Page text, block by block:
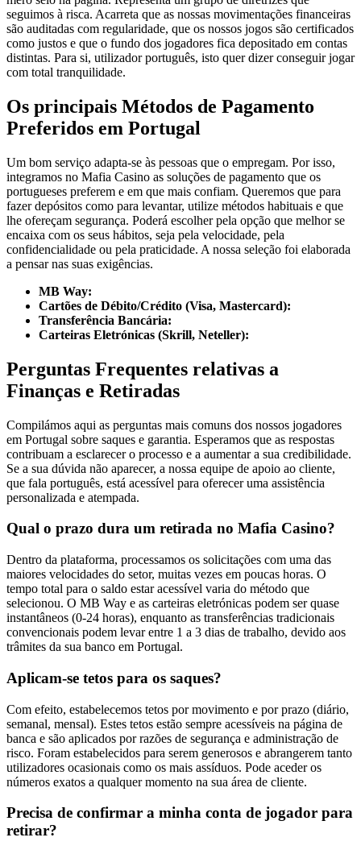
seguimos à risca. Acarreta que as nossas movimentações financeiras
são auditadas com regularidade, que os nossos jogos são certificados
como justos e que o fundo dos jogadores fica depositado em contas
distintas. Para si, utilizador português, isto quer dizer conseguir jogar
com total tranquilidade.
Os principais Métodos de Pagamento
Preferidos em Portugal
Um bom serviço adapta-se às pessoas que o empregam. Por isso,
integramos no Mafia Casino as soluções de pagamento que os
portugueses preferem e em que mais confiam. Queremos que para
fazer depósitos como para levantar, utilize métodos habituais e que
lhe ofereçam segurança. Poderá escolher pela opção que melhor se
encaixa com os seus hábitos, seja pela velocidade, pela
confidencialidade ou pela praticidade. A nossa seleção foi elaborada
a pensar nas suas exigências.
MB Way:
Cartões de Débito/Crédito (Visa, Mastercard):
Transferência Bancária:
Carteiras Eletrónicas (Skrill, Neteller):
Perguntas Frequentes relativas a
Finanças e Retiradas
Compilámos aqui as perguntas mais comuns dos nossos jogadores
em Portugal sobre saques e garantia. Esperamos que as respostas
contribuam a esclarecer o processo e a aumentar a sua credibilidade.
Se a sua dúvida não aparecer, a nossa equipe de apoio ao cliente,
que fala português, está acessível para oferecer uma assistência
personalizada e atempada.
Qual o prazo dura um retirada no Mafia Casino?
Dentro da plataforma, processamos os solicitações com uma das
maiores velocidades do setor, muitas vezes em poucas horas. O
tempo total para o saldo estar acessível varia do método que
selecionou. O MB Way e as carteiras eletrónicas podem ser quase
instantâneos (0-24 horas), enquanto as transferências tradicionais
convencionais podem levar entre 1 a 3 dias de trabalho, devido aos
trâmites da sua banco em Portugal.
Aplicam-se tetos para os saques?
Com efeito, estabelecemos tetos por movimento e por prazo (diário,
semanal, mensal). Estes tetos estão sempre acessíveis na página de
banca e são aplicados por razões de segurança e administração de
risco. Foram estabelecidos para serem generosos e abrangerem tanto
utilizadores ocasionais como os mais assíduos. Pode aceder os
números exatos a qualquer momento na sua área de cliente.
Precisa de confirmar a minha conta de jogador para
retirar?